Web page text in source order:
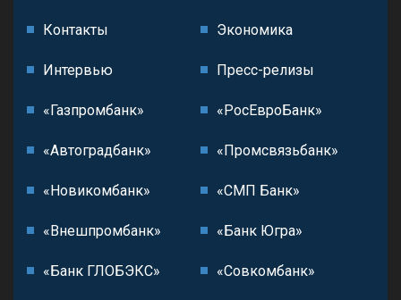
Контакты Экономика
Интервью Пресс-релизы
«Газпромбанк» «РосЕвроБанк»
«Автоградбанк» «Промсвязьбанк»
«Новикомбанк» «СМП Банк»
«Внешпромбанк» «Банк Югра»
«Банк ГЛОБЭКС» «Совкомбанк»